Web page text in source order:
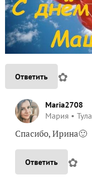
Ответить ✿
Maria2708
Мария
Тула
Спасибо, Ирина🙂
Ответить ✿